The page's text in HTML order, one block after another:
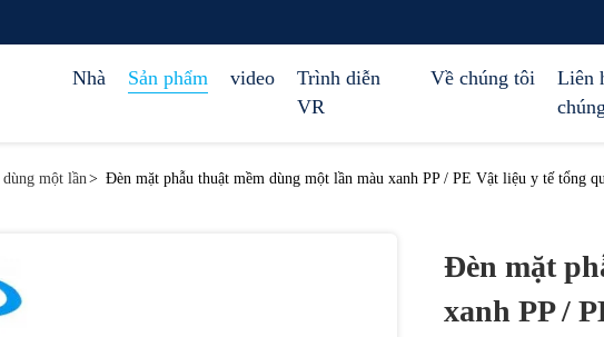
Nhà Sản phẩm video
Trình diễn
VR
Về chúng tôi
Liên
dùng một lần> Đèn mặt phẫu thuật mềm dùng một lần màu xanh PP / PE Vật liệu y tế tổng
Đèn mặt
xanh PP /